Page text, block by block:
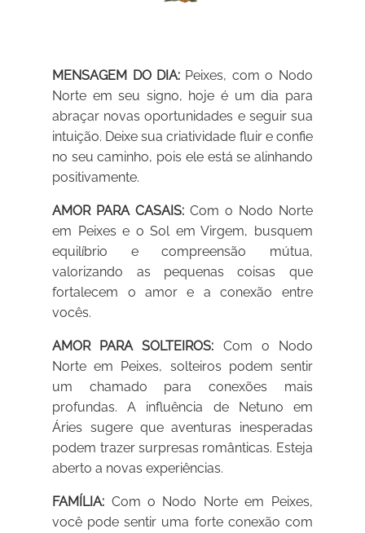
MENSAGEM DO DIA: Peixes, com o Nodo
Norte em seu signo, hoje é um dia para
abraçar novas oportunidades e seguir sua
intuição. Deixe sua criatividade fluir e confie
no seu caminho, pois ele está se alinhando
positivamente.
AMOR PARA CASAIS: Com o Nodo Norte
em Peixes e o Sol em Virgem, busquem
equilíbrio e compreensão mútua,
valorizando as pequenas coisas que
fortalecem o amor e a conexão entre
vocês.
AMOR PARA SOLTEIROS: Com o Nodo
Norte em Peixes, solteiros podem sentir
um chamado para conexões mais
profundas. A influência de Netuno em
Áries sugere que aventuras inesperadas
podem trazer surpresas românticas. Esteja
aberto a novas experiências.
FAMÍLIA: Com o Nodo Norte em Peixes,
você pode sentir uma forte conexão com